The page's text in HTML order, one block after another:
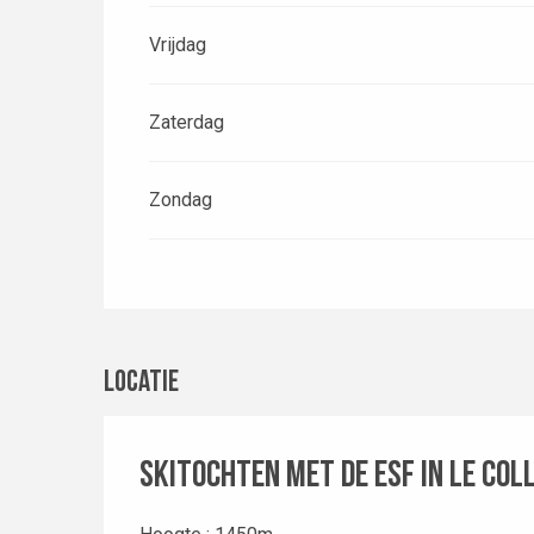
Vrijdag
Zaterdag
Zondag
Locatie
Skitochten met de ESF in Le